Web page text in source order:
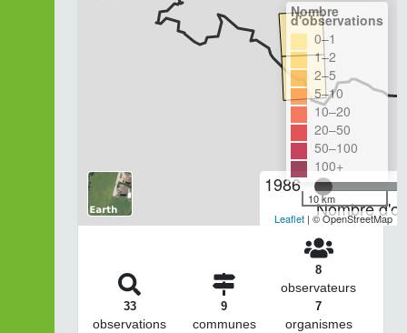
1986
Nombre
Nombre
d'observations
0–1
1–2
2–5
5–10
10–20
20–50
50–100
100+
10 km
Leaflet | © OpenStreetMap
33
observations
9
communes
8
observateurs
7
organismes